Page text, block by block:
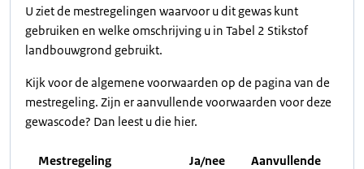
U ziet de mestregelingen waarvoor u dit gewas kunt
gebruiken en welke omschrijving u in Tabel 2 Stikstof
landbouwgrond gebruikt.
Kijk voor de algemene voorwaarden op de pagina van de
mestregeling. Zijn er aanvullende voorwaarden voor deze
gewascode? Dan leest u die hier.
Mestregeling Ja/nee
Aanvullende